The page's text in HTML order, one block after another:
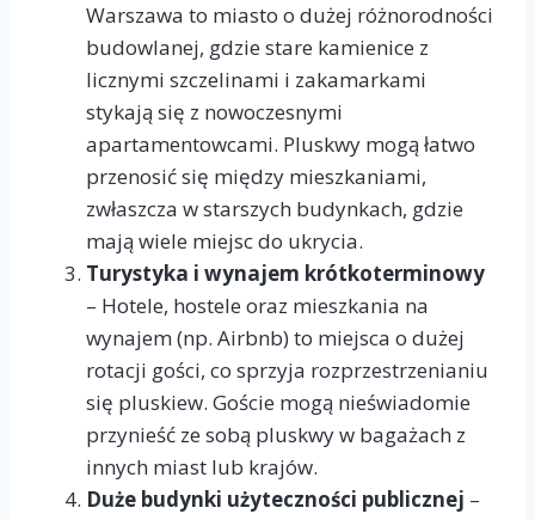
Warszawa to miasto o dużej różnorodności
budowlanej, gdzie stare kamienice z
licznymi szczelinami i zakamarkami
stykają się z nowoczesnymi
apartamentowcami. Pluskwy mogą łatwo
przenosić się między mieszkaniami,
zwłaszcza w starszych budynkach, gdzie
mają wiele miejsc do ukrycia.
Turystyka i wynajem krótkoterminowy
– Hotele, hostele oraz mieszkania na
wynajem (np. Airbnb) to miejsca o dużej
rotacji gości, co sprzyja rozprzestrzenianiu
się pluskiew. Goście mogą nieświadomie
przynieść ze sobą pluskwy w bagażach z
innych miast lub krajów.
Duże budynki użyteczności publicznej –